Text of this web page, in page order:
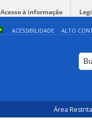
Acesso à informação
ACESSIBILIDADE ALTO
Área Restrita